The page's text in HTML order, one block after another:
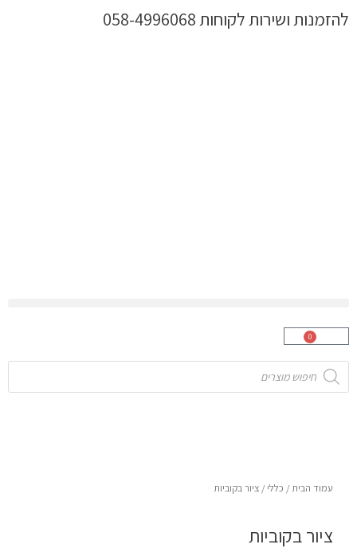
לתוכןלהזמנות ושירות לקוחות 058-4996068
0
עגלת
Products
search
עמוד הבית / כללי / ציור בקוביות
ציור בקוביות